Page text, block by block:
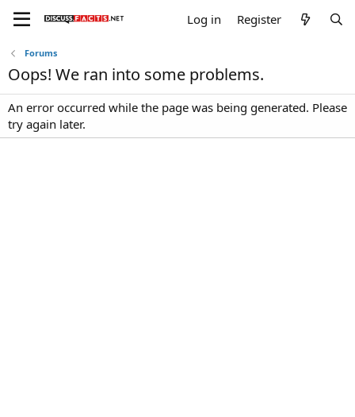
Log in Register
Forums
Oops! We ran into some problems.
An error occurred while the page was being generated. Please
try again later.